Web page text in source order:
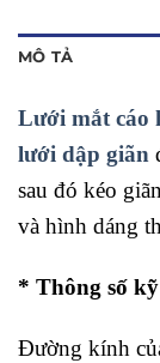
MÔ TẢ
Lưới mắt cáo
lưới dập giãn
sau đó kéo
và hình dáng
* Thông số
Đường kính